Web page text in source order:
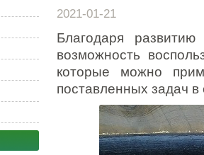
2021-01-21
Благодаря
возможность
которые можно
поставленных задач